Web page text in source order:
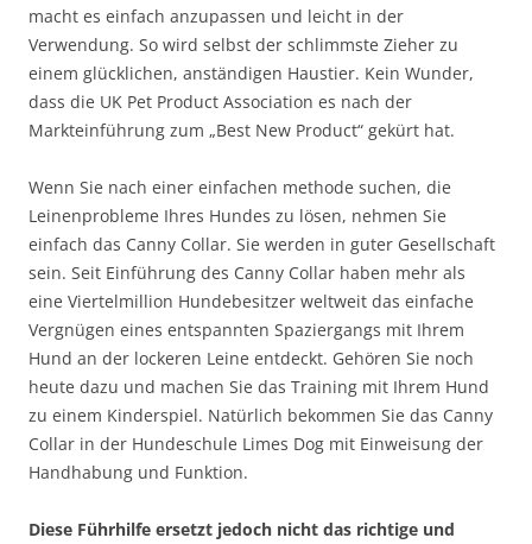
macht es einfach anzupassen und leicht in der
Verwendung. So wird selbst der schlimmste Zieher zu
einem glücklichen, anständigen Haustier. Kein Wunder,
dass die UK Pet Product Association es nach der
Markteinführung zum „Best New Product“ gekürt hat.
Wenn Sie nach einer einfachen methode suchen, die
Leinenprobleme Ihres Hundes zu lösen, nehmen Sie
einfach das Canny Collar. Sie werden in guter Gesellschaft
sein. Seit Einführung des Canny Collar haben mehr als
eine Viertelmillion Hundebesitzer weltweit das einfache
Vergnügen eines entspannten Spaziergangs mit Ihrem
Hund an der lockeren Leine entdeckt. Gehören Sie noch
heute dazu und machen Sie das Training mit Ihrem Hund
zu einem Kinderspiel. Natürlich bekommen Sie das Canny
Collar in der Hundeschule Limes Dog mit Einweisung der
Handhabung und Funktion.
Diese Führhilfe ersetzt jedoch nicht das richtige und